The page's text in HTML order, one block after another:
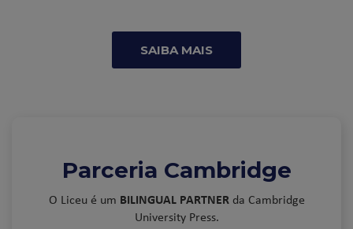
SAIBA MAIS
Parceria Cambridge
O Liceu é um BILINGUAL PARTNERda Cambridge
University Press.